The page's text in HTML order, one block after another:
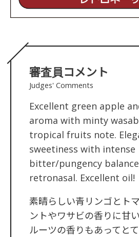
審査員コメント
Judges' Comments
Excellent green apple
aroma with minty
tropical fruits note.
sweetiness with intense
bitter/pungency
retronasal. Excellent oil!
素晴らしい青リンゴとト
ントやワサビの香りに甘
ルーツの香りもあってと